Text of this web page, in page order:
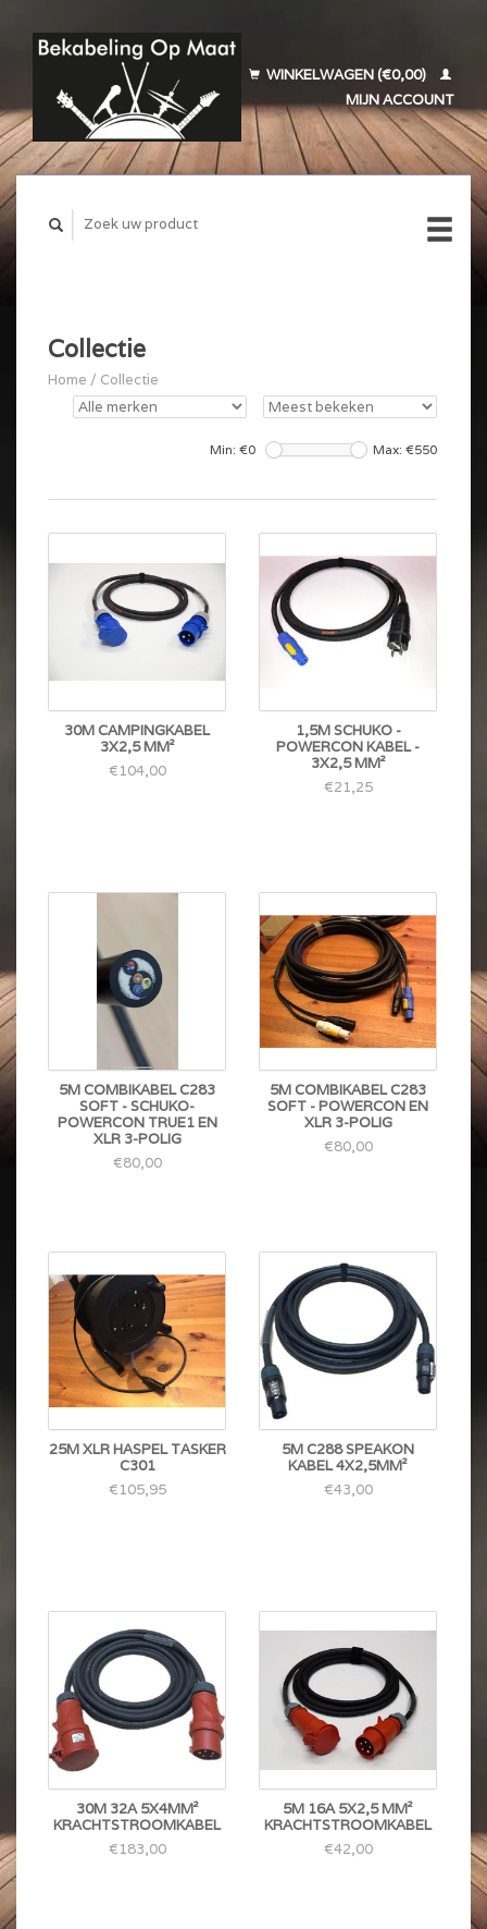
WINKELWAGEN (€0,00)
MIJN ACCOUNT
Collectie
Home / Collectie
Min: €0 Max: €550
30M CAMPINGKABEL
3X2,5 MM²
€104,00
1,5M SCHUKO -
POWERCON KABEL -
3X2,5 MM²
€21,25
5M COMBIKABEL C283
SOFT - SCHUKO-
POWERCON TRUE1 EN
XLR 3-POLIG
€80,00
5M COMBIKABEL C283
SOFT - POWERCON EN
XLR 3-POLIG
€80,00
25M XLR HASPEL TASKER
C301
€105,95
5M C288 SPEAKON
KABEL 4X2,5MM²
€43,00
30M 32A 5X4MM²
KRACHTSTROOMKABEL
€183,00
5M 16A 5X2,5 MM²
KRACHTSTROOMKABEL
€42,00